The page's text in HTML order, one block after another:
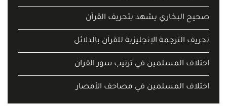
صحيح البخاري يشهد يتحريف القرآن
تحريف الترجمة الإنجليزية للقرآن بالدلائل
اختلاف المسلمين في ترتيب سور القران
اختلاف المسلمين في مصاحف الأمصار